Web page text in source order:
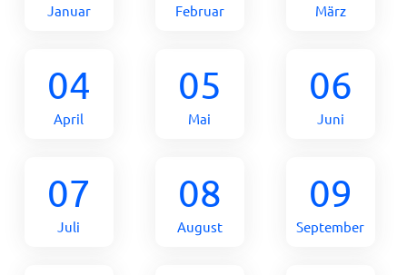
Januar Februar März
04
April
05
Mai
06
Juni
07
Juli
08
August
09
September